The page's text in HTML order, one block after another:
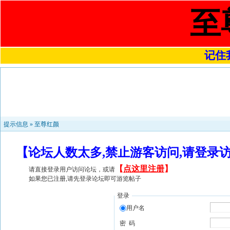
至
记住
提示信息 » 至尊红颜
【论坛人数太多,禁止游客访问,请登
请直接登录用户访问论坛，或请 【 点这里注册】
如果您已注册,请先登录论坛即可游览帖子
登录
用户名
密 码